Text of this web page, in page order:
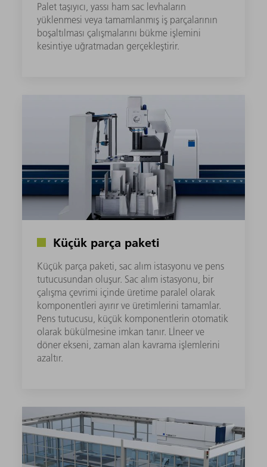
Palet taşıyıcı, yassı ham sac levhaların
yüklenmesi veya tamamlanmış iş parçalarının
boşaltılması çalışmalarını bükme işlemini
kesintiye uğratmadan gerçekleştirir.
Küçük parça paketi
Küçük parça paketi, sac alım istasyonu ve pens
tutucusundan oluşur. Sac alım istasyonu, bir
çalışma çevrimi içinde üretime paralel olarak
komponentleri ayırır ve üretimlerini tamamlar.
Pens tutucusu, küçük komponentlerin otomatik
olarak bükülmesine imkan tanır. Lİneer ve
döner ekseni, zaman alan kavrama işlemlerini
azaltır. ​